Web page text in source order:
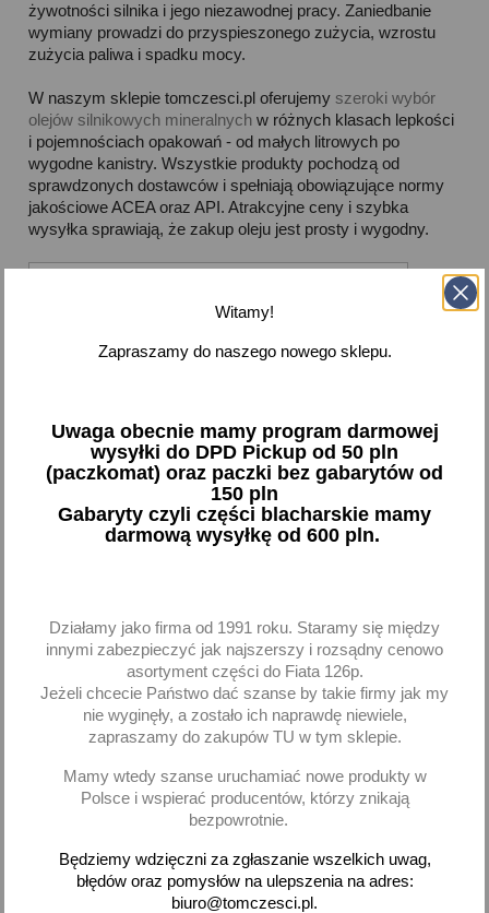
żywotności silnika i jego niezawodnej pracy. Zaniedbanie
wymiany prowadzi do przyspieszonego zużycia, wzrostu
zużycia paliwa i spadku mocy.
W naszym sklepie tomczesci.pl oferujemyszeroki wybór
olejów silnikowych mineralnych w różnych klasach lepkości
i pojemnościach opakowań - od małych litrowych po
wygodne kanistry. Wszystkie produkty pochodzą od
sprawdzonych dostawców i spełniają obowiązujące normy
jakościowe ACEA oraz API. Atrakcyjne ceny i szybka
wysyłka sprawiają, że zakup oleju jest prosty i wygodny.

15W40 15W-40
opakowanie 4l + 1l - 5l
92,58 zł brutto
Brak na stanie
Pokazano 1-1 z 1 pozycji
Witamy!
Zapraszamy do naszego nowego sklepu.
Uwaga obecnie mamy program darmowej
wysyłki do DPD Pickup od 50 pln
(paczkomat) oraz paczki bez gabarytów od
150 pln
Gabaryty czyli części blacharskie mamy
darmową wysyłkę od 600 pln.
Działamy jako firma od 1991 roku. Staramy się między
innymi zabezpieczyć jak najszerszy i rozsądny cenowo
asortyment części do Fiata 126p.
Jeżeli chcecie Państwo dać szanse by takie firmy jak my
nie wyginęły, a zostało ich naprawdę niewiele,
zapraszamy do zakupów TU w tym sklepie.
Mamy wtedy szanse uruchamiać nowe produkty w
Polsce i wspierać producentów, którzy znikają
bezpowrotnie.
Będziemy wdzięczni za zgłaszanie wszelkich uwag,
błędów oraz pomysłów na ulepszenia na adres:
biuro@tomczesci.pl.